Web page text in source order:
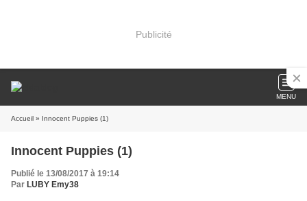
Publicité
MENU
Accueil » Innocent Puppies (1)
Innocent Puppies (1)
Publié le 13/08/2017 à 19:14
Par LUBY Emy38